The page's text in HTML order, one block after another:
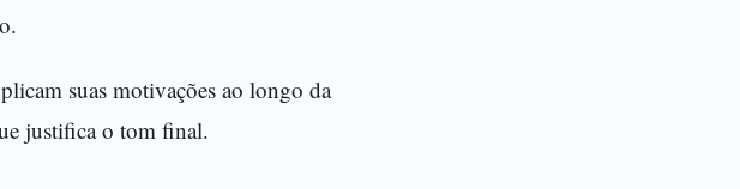
suas motivações ao longo da
justifica o tom final.